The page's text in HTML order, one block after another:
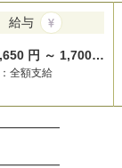
給与
時給1,650 円 ～ 1,700 円
全額支給